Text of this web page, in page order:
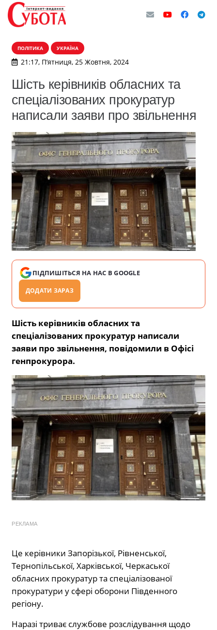
ПОЛІТИКА УКРАЇНА
21:17, П’ятниця, 25 Жовтня, 2024
Шість керівників обласних та
спеціалізованих прокуратур
написали заяви про звільнення
ПІДПИШІТЬСЯ НА НАС В GOOGLE
ДОДАТИ ЗАРАЗ
Шість керівників обласних та
спеціалізованих прокуратур написали
заяви про звільнення, повідомили в Офісі
генпрокурора.
РЕКЛАМА
Це керівники Запорізької, Рівненської,
Тернопільської, Харківської, Черкаської
обласних прокуратур та спеціалізованої
прокуратури у сфері оборони Південного
регіону.
Наразі триває службове розслідування щодо